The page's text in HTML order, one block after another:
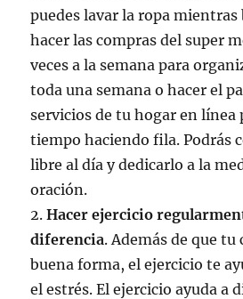
puedes lavar la ropa mientras
hacer las compras del super
veces a la semana para
toda una semana o hacer el
servicios de tu hogar en línea
tiempo haciendo fila. Podrás
libre al día y dedicarlo a la
oración.
2.Hacer ejercicio
diferencia. Además de que tu
buena forma, el ejercicio te
el estrés. El ejercicio ayuda a